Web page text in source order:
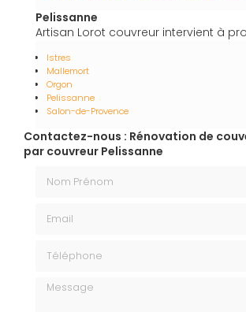
Pelissanne
Artisan Lorot couvreur intervient à
Istres
Mallemort
Orgon
Pelissanne
Salon-de-Provence
Contactez-nous : Rénovation de
par couvreur Pelissanne
Message